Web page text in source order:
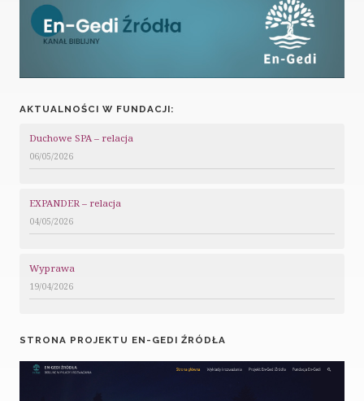
AKTUALNOŚCI W FUNDACJI:
Duchowe SPA – relacja
06/05/2026
EXPANDER – relacja
04/05/2026
Wyprawa
19/04/2026
STRONA PROJEKTU EN-GEDI ŹRÓDŁA